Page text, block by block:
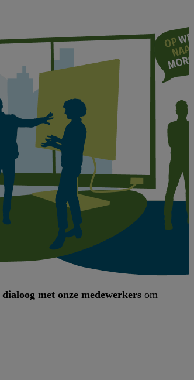
dialoog met onze medewerkers om